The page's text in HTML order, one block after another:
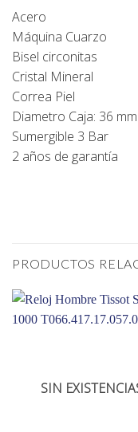
Acero
Máquina Cuarzo
Bisel circonitas
Cristal Mineral
Correa Piel
Diametro Caja: 36 mm
Sumergible 3 Bar
2 años de garantía
PRODUCTOS
SIN